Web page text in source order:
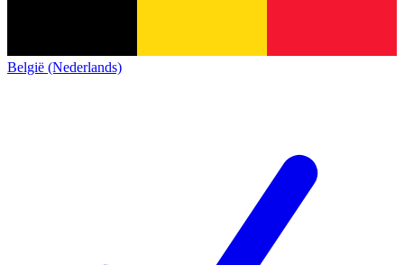
België (Nederlands)